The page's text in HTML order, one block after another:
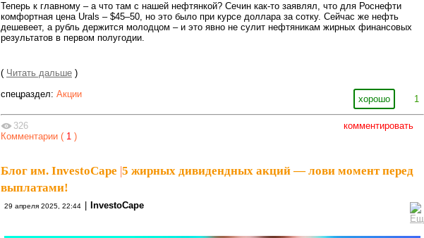
Теперь к главному – а что там с нашей нефтянкой? Сечин как-то заявлял, что для Роснефти
комфортная цена Urals – $45–50, но это было при курсе доллара за сотку. Сейчас же нефть
дешевеет, а рубль держится молодцом – и это явно не сулит нефтяникам жирных финансовых
результатов в первом полугодии.
( Читать дальше )
хорошо 1
спецраздел: Акции
комментировать
326
Комментарии ( 1 )
Блог им. InvestoCape |5 жирных дивидендных акций — лови момент перед
выплатами!
29 апреля 2025, 22:44 | InvestoCape